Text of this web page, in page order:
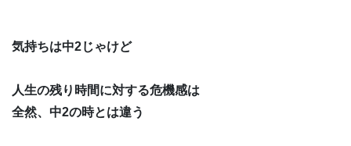
気持ちは中2じゃけど
人生の残り時間に対する危機感は
全然、中2の時とは違う